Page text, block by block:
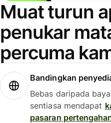
Muat turun
penukar
percuma
Bandingkan
Bebas daripada
sentiasa mendapat
pasaran